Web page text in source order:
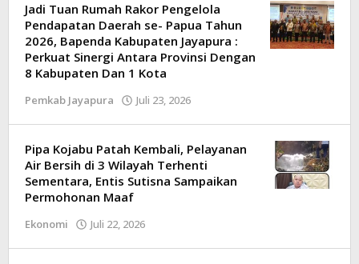
Jadi Tuan Rumah Rakor Pengelola
Pendapatan Daerah se- Papua Tahun
2026, Bapenda Kabupaten Jayapura :
Perkuat Sinergi Antara Provinsi Dengan
8 Kabupaten Dan 1 Kota
Pemkab Jayapura Juli 23, 2026
Pipa Kojabu Patah Kembali, Pelayanan
Air Bersih di 3 Wilayah Terhenti
Sementara, Entis Sutisna Sampaikan
Permohonan Maaf
Ekonomi Juli 22, 2026